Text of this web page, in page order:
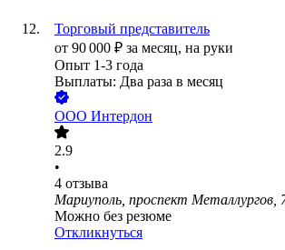
Торговый представитель
от 90 000 ₽ за месяц, на руки
Опыт 1-3 года
Выплаты: Два раза в месяц
ООО Интердон
2.9
•
4 отзыва
Мариуполь, проспект Металлургов,
Можно без резюме
Откликнуться